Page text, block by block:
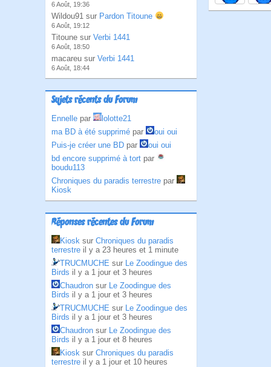
6 Août, 19:36
Wildou91 sur Pardon Titoune
6 Août, 19:12
Titoune sur Verbi 1441
6 Août, 18:50
macareu sur Verbi 1441
6 Août, 18:44
Sujets récents du Forum
Ennelle par
lolotte21
ma BD à été supprimé par
oui oui
Puis-je créer une BD par
oui oui
bd encore supprimé à tort par
boudu113
Chroniques du paradis terrestre par
Kiosk
Réponses récentes du Forum
Kiosk sur Chroniques du paradis
terrestre il y a 23 heures et 1 minute
TRUCMUCHE sur Le Zoodingue des
Birds il y a 1 jour et 3 heures
Chaudron sur Le Zoodingue des
Birds il y a 1 jour et 3 heures
TRUCMUCHE sur Le Zoodingue des
Birds il y a 1 jour et 3 heures
Chaudron sur Le Zoodingue des
Birds il y a 1 jour et 8 heures
Kiosk sur Chroniques du paradis
terrestre il y a 1 jour et 10 heures